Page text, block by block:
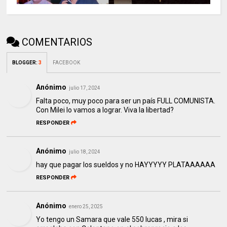
COMENTARIOS
BLOGGER:3 FACEBOOK
Anónimo julio 17, 2024
Falta poco, muy poco para ser un país FULL COMUNISTA.
Con Milei lo vamos a lograr. Viva la libertad?
RESPONDER
Anónimo julio 18, 2024
hay que pagar los sueldos y no HAYYYYY PLATAAAAAA
RESPONDER
Anónimo enero 25, 2025
Yo tengo un Samara que vale 550 lucas , mira si